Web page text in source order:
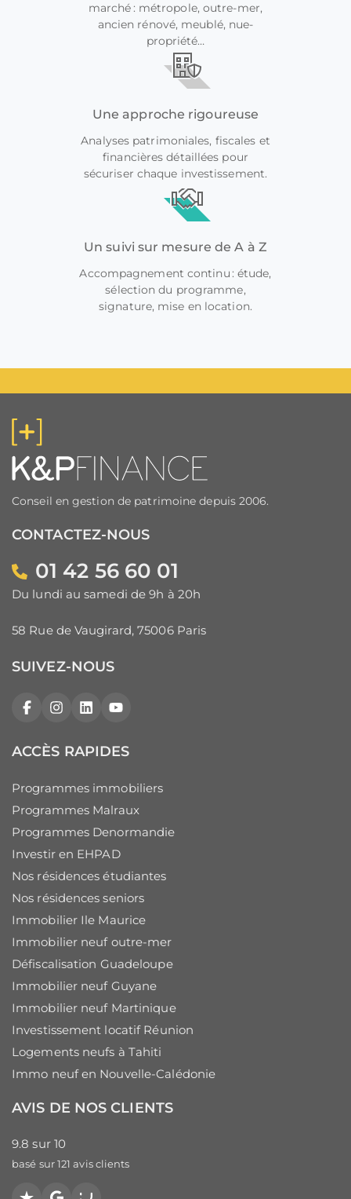
marché : métropole, outre-mer,
ancien rénové, meublé, nue-
propriété…
Une approche rigoureuse
Analyses patrimoniales, fiscales et
financières détaillées pour
sécuriser chaque investissement.
Un suivi sur mesure de A à Z
Accompagnement continu : étude,
sélection du programme,
signature, mise en location.
Conseil en gestion de patrimoine depuis 2006.
CONTACTEZ-NOUS
01 42 56 60 01
Du lundi au samedi de 9h à 20h
58 Rue de Vaugirard, 75006 Paris
SUIVEZ-NOUS
FacebookInstagram
LinkedInYouTube
ACCÈS RAPIDES
Programmes immobiliers
Programmes Malraux
Programmes Denormandie
Investir en EHPAD
Nos résidences étudiantes
Nos résidences seniors
Immobilier Ile Maurice
Immobilier neuf outre-mer
Défiscalisation Guadeloupe
Immobilier neuf Guyane
Immobilier neuf Martinique
Investissement locatif Réunion
Logements neufs à Tahiti
Immo neuf en Nouvelle-Calédonie
AVIS DE NOS CLIENTS
9.8 sur 10
basé sur 121 avis clients